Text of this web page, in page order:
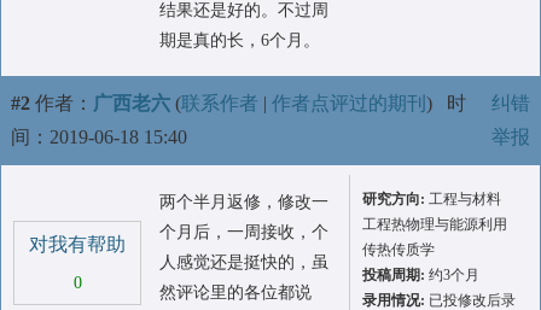
结果还是好的。不过周
期是真的长，6个月。
#2 作者： 广西老六 (联系作者 | 作者点评过的期刊 ) 时
间：2019-06-18 15:40
纠错
举报
对我有帮助
0
两个半月返修，修改一
个月后，一周接收，个
人感觉还是挺快的，虽
然评论里的各位都说
研究方向: 工程与材料
工程热物理与能源利用
传热传质学
投稿周期: 约3个月
录用情况: 已投修改后录